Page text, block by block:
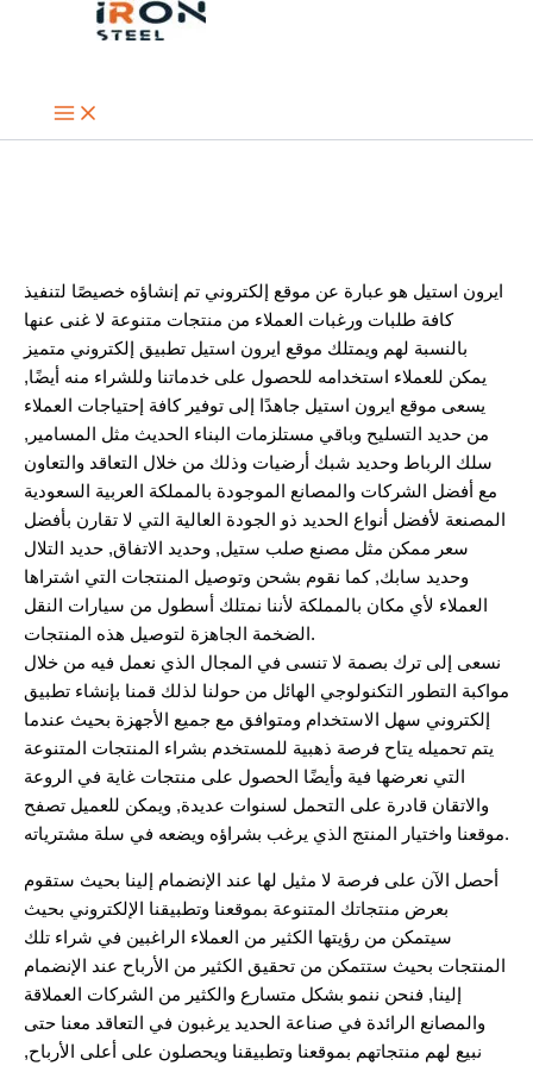
ايرون استيل هو عبارة عن موقع إلكتروني تم إنشاؤه خصيصًا لتنفيذ
كافة طلبات ورغبات العملاء من منتجات متنوعة لا غنى عنها
بالنسبة لهم ويمتلك موقع ايرون استيل تطبيق إلكتروني متميز
يمكن للعملاء استخدامه للحصول على خدماتنا وللشراء منه أيضًا,
يسعى موقع ايرون استيل جاهدًا إلى توفير كافة إحتياجات العملاء
من حديد التسليح وباقي مستلزمات البناء الحديث مثل المسامير,
سلك الرباط وحديد شبك أرضيات وذلك من خلال التعاقد والتعاون
مع أفضل الشركات والمصانع الموجودة بالمملكة العربية السعودية
المصنعة لأفضل أنواع الحديد ذو الجودة العالية التي لا تقارن بأفضل
سعر ممكن مثل مصنع صلب ستيل, وحديد الاتفاق, حديد التلال
وحديد سابك, كما نقوم بشحن وتوصيل المنتجات التي اشتراها
العملاء لأي مكان بالمملكة لأننا نمتلك أسطول من سيارات النقل
الضخمة الجاهزة لتوصيل هذه المنتجات.
نسعى إلى ترك بصمة لا تنسى في المجال الذي نعمل فيه من خلال
مواكبة التطور التكنولوجي الهائل من حولنا لذلك قمنا بإنشاء تطبيق
إلكتروني سهل الاستخدام ومتوافق مع جميع الأجهزة بحيث عندما
يتم تحميله يتاح فرصة ذهبية للمستخدم بشراء المنتجات المتنوعة
التي نعرضها فية وأيضًا الحصول على منتجات غاية في الروعة
والاتقان قادرة على التحمل لسنوات عديدة, ويمكن للعميل تصفح
موقعنا واختيار المنتج الذي يرغب بشراؤه ويضعه في سلة مشترياته.
أحصل الآن على فرصة لا مثيل لها عند الإنضمام إلينا بحيث ستقوم
بعرض منتجاتك المتنوعة بموقعنا وتطبيقنا الإلكتروني بحيث
سيتمكن من رؤيتها الكثير من العملاء الراغبين في شراء تلك
المنتجات بحيث ستتمكن من تحقيق الكثير من الأرباح عند الإنضمام
إلينا, فنحن ننمو بشكل متسارع والكثير من الشركات العملاقة
والمصانع الرائدة في صناعة الحديد يرغبون في التعاقد معنا حتى
نبيع لهم منتجاتهم بموقعنا وتطبيقنا ويحصلون على أعلى الأرباح,